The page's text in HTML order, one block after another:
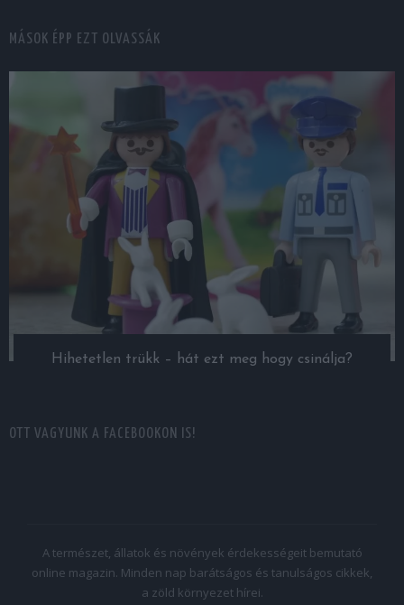
MÁSOK ÉPP EZT OLVASSÁK
Hihetetlen trükk – hát ezt meg hogy csinálja?
OTT VAGYUNK A FACEBOOKON IS!
A természet, állatok és növények érdekességeit bemutató
online magazin. Minden nap barátságos és tanulságos cikkek,
a zöld környezet hírei.